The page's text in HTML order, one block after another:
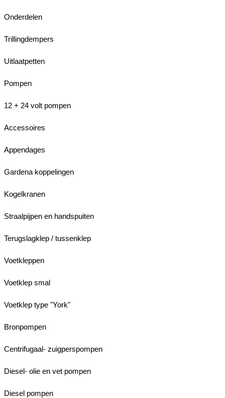
Onderdelen
Trillingdempers
Uitlaatpetten
Pompen
12 + 24 volt pompen
Accessoires
Appendages
Gardena koppelingen
Kogelkranen
Straalpijpen en handspuiten
Terugslagklep / tussenklep
Voetkleppen
Voetklep smal
Voetklep type "York"
Bronpompen
Centrifugaal- zuigperspompen
Diesel- olie en vet pompen
Diesel pompen